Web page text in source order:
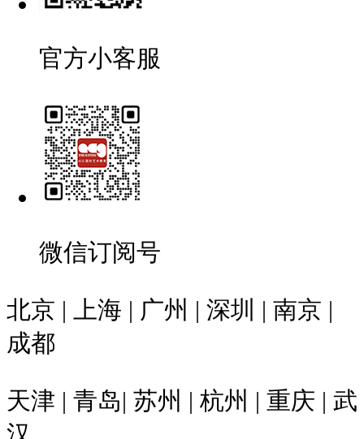
官方小客服
微信订阅号
北京 | 上海 | 广州 | 深圳 | 南京 |
成都
天津 | 青岛| 苏州 | 杭州 | 重庆 | 武
汉